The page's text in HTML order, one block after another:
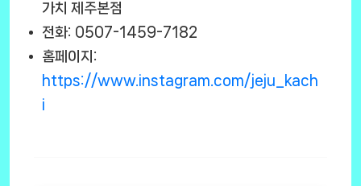
가치 제주본점
전화: 0507-1459-7182
홈페이지:
https://www.instagram.com/jeju_kach
i